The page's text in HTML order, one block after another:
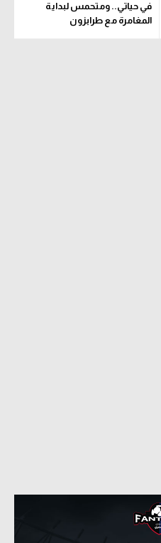
في حياتي.. ومتحمس لبداية
المغامرة مع طرابزون